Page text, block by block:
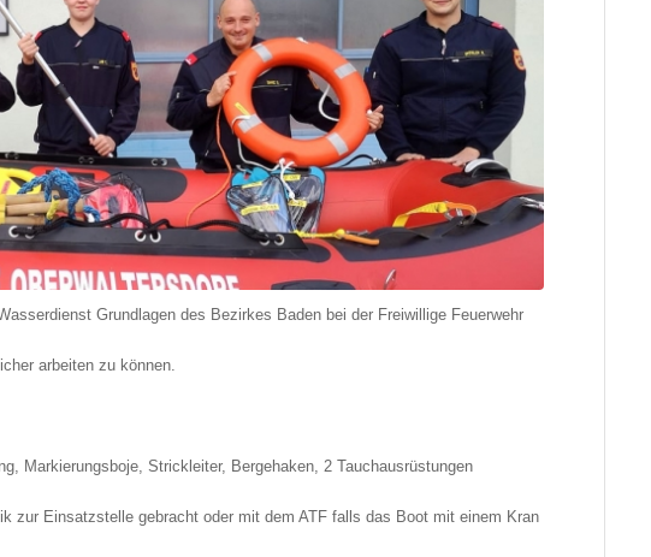
Grundlagen des Bezirkes Baden bei der Freiwillige Feuerwehr
arbeiten zu können.
Markierungsboje, Strickleiter, Bergehaken, 2 Tauchausrüstungen
zur Einsatzstelle gebracht oder mit dem ATF falls das Boot mit einem Kran